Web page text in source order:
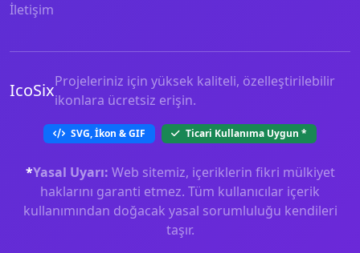
İletişim
IcoSixProjeleriniz için yüksek kaliteli, özelleştirilebilir
ikonlara ücretsiz erişin.
SVG, İkon & GIF Ticari Kullanıma Uygun *
*Yasal Uyarı: Web sitemiz, içeriklerin fikri mülkiyet
haklarını garanti etmez. Tüm kullanıcılar içerik
kullanımından doğacak yasal sorumluluğu kendileri
taşır.